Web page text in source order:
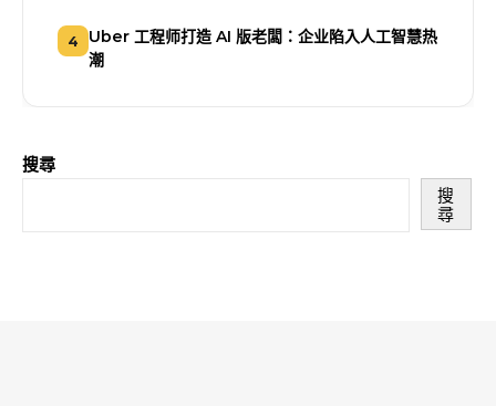
4
Uber 工程师打造 AI 版老闆：企业陷入人工智慧热
潮
搜尋
搜
尋